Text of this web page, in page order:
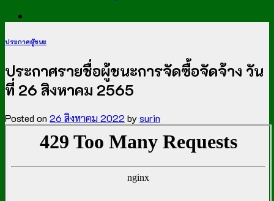
ประกาศผู้ชนะ
ประกาศรายชื่อผู้ชนะการจัดซื้อจัดจ้าง วัน
ที่ 26 สิงหาคม 2565
Posted on 26 สิงหาคม 2022 bysurin